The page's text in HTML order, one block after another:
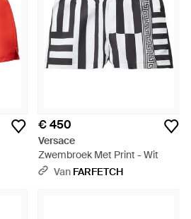
€ 450
Versace
Zwembroek Met Print - Wit
Van FARFETCH